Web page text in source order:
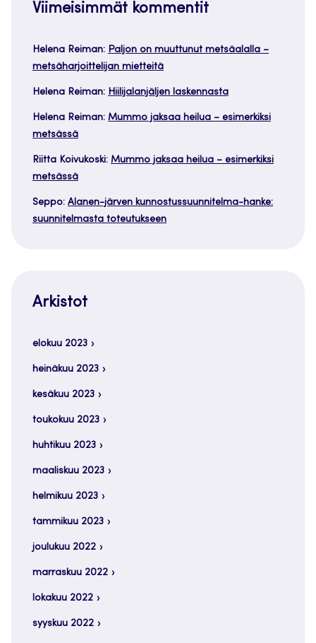
Viimeisimmät kommentit
Helena Reiman: Paljon on muuttunut metsäalalla –
metsäharjoittelijan mietteitä
Helena Reiman: Hiilijalanjäljen laskennasta
Helena Reiman: Mummo jaksaa heilua – esimerkiksi
metsässä
Riitta Koivukoski: Mummo jaksaa heilua – esimerkiksi
metsässä
Seppo: Alanen-järven kunnostussuunnitelma-hanke:
suunnitelmasta toteutukseen
Arkistot
elokuu 2023
heinäkuu 2023
kesäkuu 2023
toukokuu 2023
huhtikuu 2023
maaliskuu 2023
helmikuu 2023
tammikuu 2023
joulukuu 2022
marraskuu 2022
lokakuu 2022
syyskuu 2022